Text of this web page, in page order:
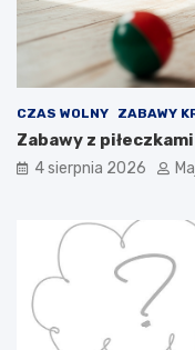
CZAS WOLNY ZABAWY
Zabawy z
4 sierpnia 2026